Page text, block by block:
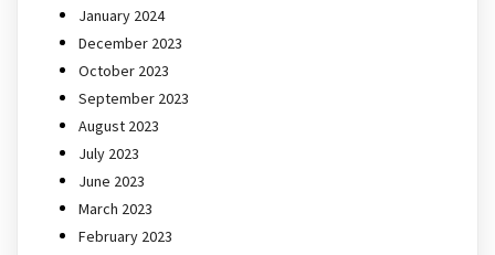
January 2024
December 2023
October 2023
September 2023
August 2023
July 2023
June 2023
March 2023
February 2023